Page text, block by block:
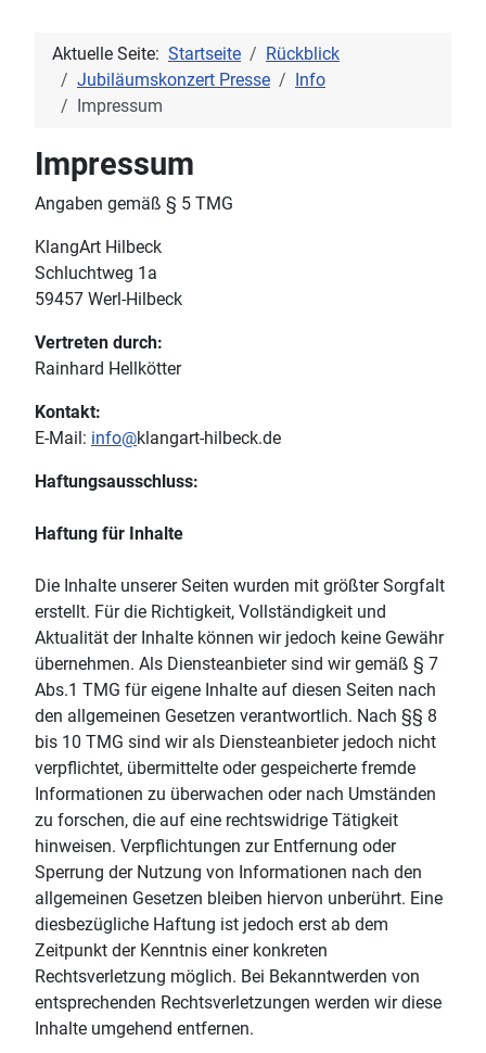
Aktuelle Seite: Startseite
Rückblick
Jubiläumskonzert Presse
Info
Impressum
Impressum
Angaben gemäß § 5 TMG
KlangArt Hilbeck
Schluchtweg 1a
59457 Werl-Hilbeck
Vertreten durch:
Rainhard Hellkötter
Kontakt:
E-Mail: info@klangart-hilbeck.de
Haftungsausschluss:
Haftung für Inhalte
Die Inhalte unserer Seiten wurden mit größter Sorgfalt
erstellt. Für die Richtigkeit, Vollständigkeit und
Aktualität der Inhalte können wir jedoch keine Gewähr
übernehmen. Als Diensteanbieter sind wir gemäß § 7
Abs.1 TMG für eigene Inhalte auf diesen Seiten nach
den allgemeinen Gesetzen verantwortlich. Nach §§ 8
bis 10 TMG sind wir als Diensteanbieter jedoch nicht
verpflichtet, übermittelte oder gespeicherte fremde
Informationen zu überwachen oder nach Umständen
zu forschen, die auf eine rechtswidrige Tätigkeit
hinweisen. Verpflichtungen zur Entfernung oder
Sperrung der Nutzung von Informationen nach den
allgemeinen Gesetzen bleiben hiervon unberührt. Eine
diesbezügliche Haftung ist jedoch erst ab dem
Zeitpunkt der Kenntnis einer konkreten
Rechtsverletzung möglich. Bei Bekanntwerden von
entsprechenden Rechtsverletzungen werden wir diese
Inhalte umgehend entfernen.